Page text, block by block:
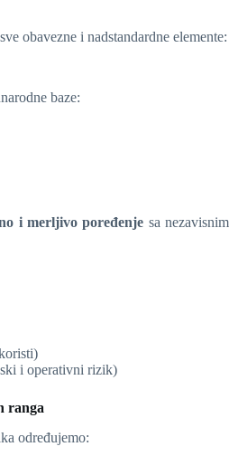
obavezne i nadstandardne elemente:
baze:
i merljivo poređenje sa nezavisnim
i operativni rizik)
ranga
određujemo: